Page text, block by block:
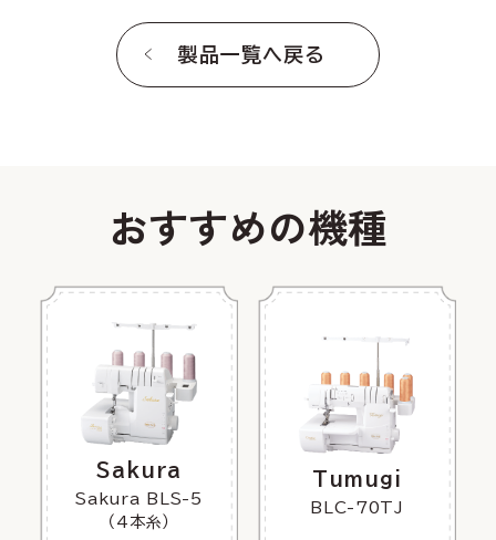
製品一覧へ戻る
おすすめの機種
Sakura
Sakura BLS-5
（4本糸）
Tumugi
BLC-70TJ